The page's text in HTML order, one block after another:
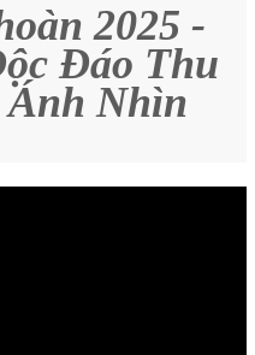
2025 -
Đáo Thu
Nhìn